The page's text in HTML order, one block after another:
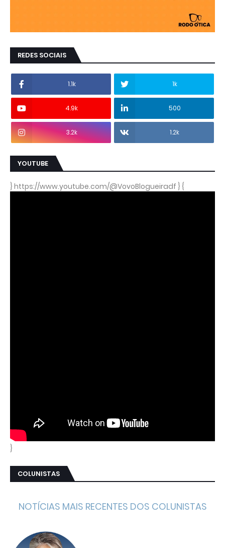
REDES SOCIAIS
1.1k 1k
4.9k 500
3.2k 1.2k
YOUTUBE
} https://www.youtube.com/@VovoBlogueiradf } {
}
COLUNISTAS
NOTÍCIAS MAIS RECENTES DOS COLUNISTAS